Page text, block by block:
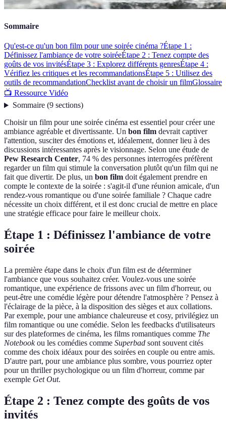
Sommaire
Qu'est-ce qu'un bon film pour une soirée cinéma ?Étape 1 :
Définissez l'ambiance de votre soiréeÉtape 2 : Tenez compte des
goûts de vos invitésÉtape 3 : Explorez différents genresÉtape 4 :
Vérifiez les critiques et les recommandationsÉtape 5 : Utilisez des
outils de recommandationChecklist avant de choisir un filmGlossaire
📺 Ressource Vidéo
Sommaire(9 sections)
Choisir un film pour une soirée cinéma est essentiel pour créer une
ambiance agréable et divertissante. Un bon film devrait captiver
l'attention, susciter des émotions et, idéalement, donner lieu à des
discussions intéressantes après le visionnage. Selon une étude de
Pew Research Center, 74 % des personnes interrogées préfèrent
regarder un film qui stimule la conversation plutôt qu'un film qui ne
fait que divertir. De plus, un bon film doit également prendre en
compte le contexte de la soirée : s'agit-il d'une réunion amicale, d'un
rendez-vous romantique ou d'une soirée familiale ? Chaque cadre
nécessite un choix différent, et il est donc crucial de mettre en place
une stratégie efficace pour faire le meilleur choix.
Étape 1 : Définissez l'ambiance de votre
soirée
La première étape dans le choix d'un film est de déterminer
l'ambiance que vous souhaitez créer. Voulez-vous une soirée
romantique, une expérience de frissons avec un film d'horreur, ou
peut-être une comédie légère pour détendre l'atmosphère ? Pensez à
l'éclairage de la pièce, à la disposition des sièges et aux collations.
Par exemple, pour une ambiance chaleureuse et cosy, privilégiez un
film romantique ou une comédie. Selon les feedbacks d'utilisateurs
sur des plateformes de cinéma, les films romantiques comme The
Notebookou les comédies comme Superbad sont souvent cités
comme des choix idéaux pour des soirées en couple ou entre amis.
D'autre part, pour une ambiance plus sombre, vous pourriez opter
pour un thriller psychologique ou un film d'horreur, comme par
exemple Get Out.
Étape 2 : Tenez compte des goûts de vos
invités